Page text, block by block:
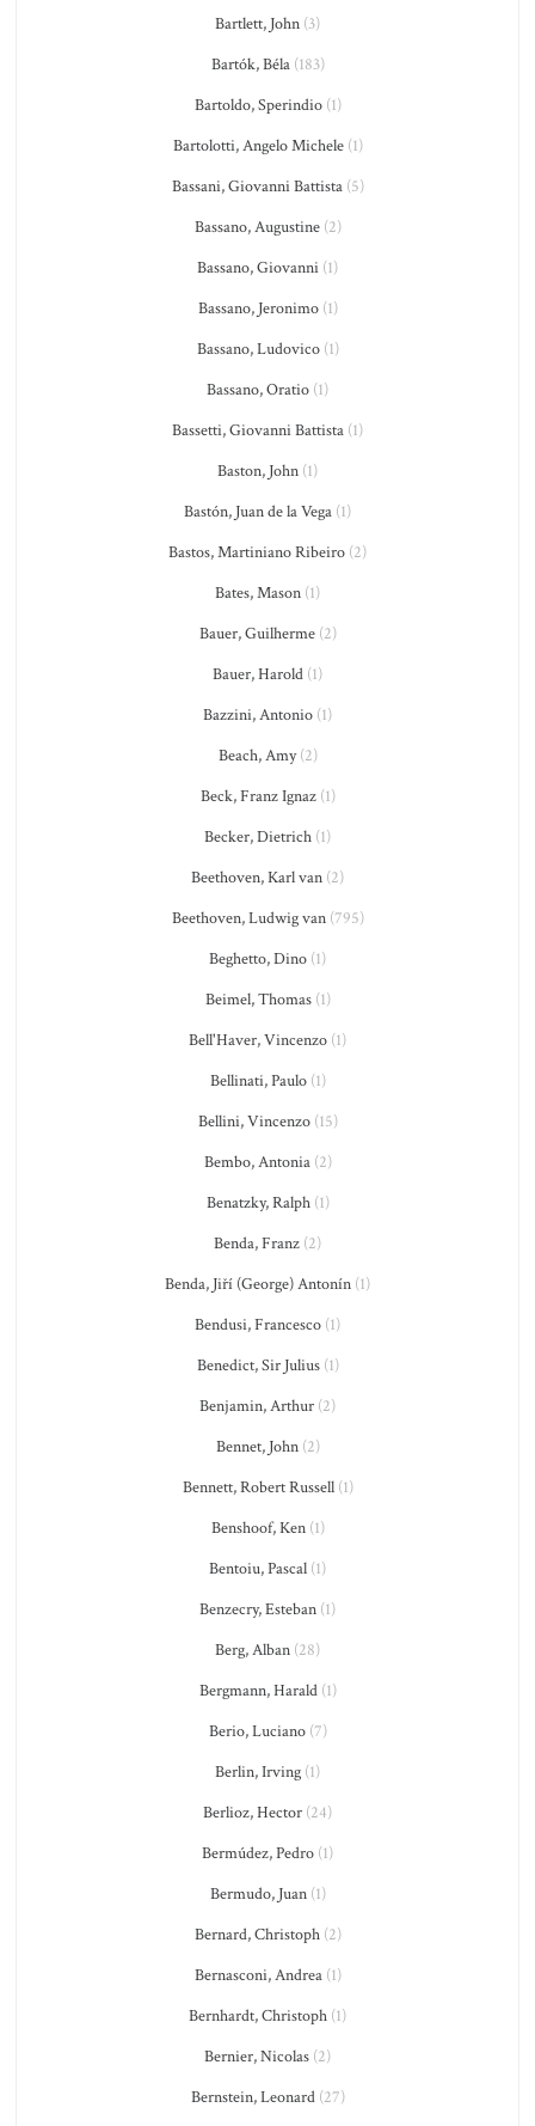
Bartlett, John (3)
Bartók, Béla(183)
Bartoldo, Sperindio(1)
Bartolotti, Angelo Michele(1)
Bassani, Giovanni Battista(5)
Bassano, Augustine(2)
Bassano, Giovanni (1)
Bassano, Jeronimo(1)
Bassano, Ludovico(1)
Bassano, Oratio (1)
Bassetti, Giovanni Battista (1)
Baston, John (1)
Bastón, Juan de la Vega (1)
Bastos, Martiniano Ribeiro (2)
Bates, Mason (1)
Bauer, Guilherme(2)
Bauer, Harold (1)
Bazzini, Antonio (1)
Beach, Amy(2)
Beck, Franz Ignaz(1)
Becker, Dietrich (1)
Beethoven, Karl van (2)
Beethoven, Ludwig van(795)
Beghetto, Dino (1)
Beimel, Thomas(1)
Bell'Haver, Vincenzo (1)
Bellinati, Paulo(1)
Bellini, Vincenzo(15)
Bembo, Antonia(2)
Benatzky, Ralph(1)
Benda, Franz (2)
Benda, Jiří (George) Antonín (1)
Bendusi, Francesco (1)
Benedict, Sir Julius(1)
Benjamin, Arthur (2)
Bennet, John(2)
Bennett, Robert Russell(1)
Benshoof, Ken(1)
Bentoiu, Pascal (1)
Benzecry, Esteban (1)
Berg, Alban (28)
Bergmann, Harald(1)
Berio, Luciano(7)
Berlin, Irving (1)
Berlioz, Hector (24)
Bermúdez, Pedro (1)
Bermudo, Juan(1)
Bernard, Christoph(2)
Bernasconi, Andrea(1)
Bernhardt, Christoph (1)
Bernier, Nicolas (2)
Bernstein, Leonard(27)